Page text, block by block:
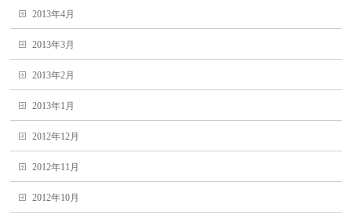
2013年4月
2013年3月
2013年2月
2013年1月
2012年12月
2012年11月
2012年10月